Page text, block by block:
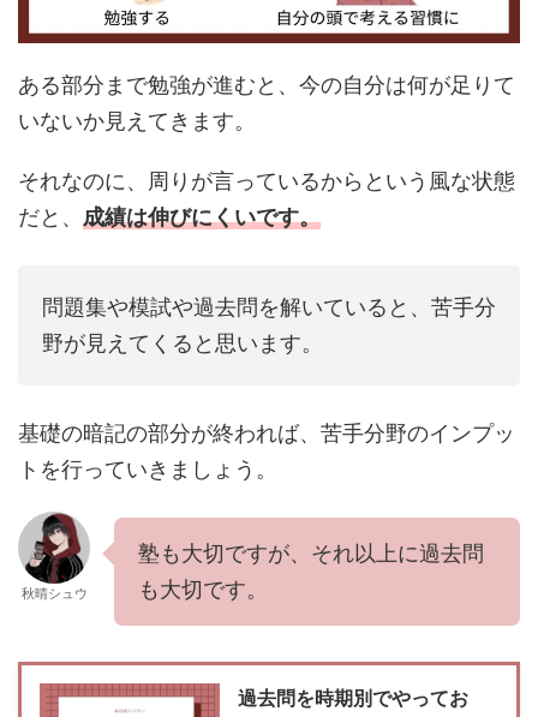
ある部分まで勉強が進むと、今の自分は何が足りて
いないか見えてきます。
それなのに、周りが言っているからという風な状態
だと、 成績は伸びにくいです。
問題集や模試や過去問を解いていると、苦手分
野が見えてくると思います。
基礎の暗記の部分が終われば、苦手分野のインプッ
トを行っていきましょう。
秋晴シュウ
塾も大切ですが、それ以上に過去問
も大切です。
過去問を時期別でやってお